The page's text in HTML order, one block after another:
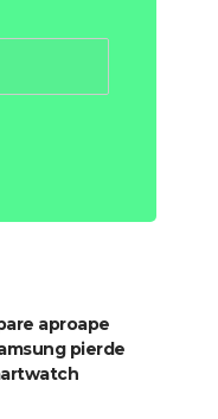
aproape
pierde